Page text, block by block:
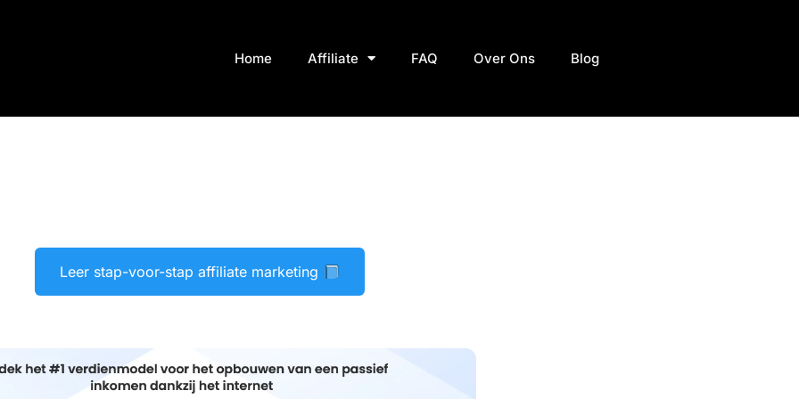
Home Affiliate FAQ Over Ons Blog
Leer stap-voor-stap affiliate marketing